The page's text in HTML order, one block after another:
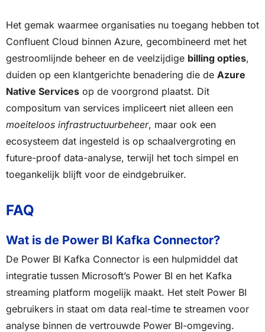
Het gemak waarmee organisaties nu toegang hebben tot
Confluent Cloud binnen Azure, gecombineerd met het
gestroomlijnde beheer en de veelzijdige billing opties,
duiden op een klantgerichte benadering die de Azure
Native Services op de voorgrond plaatst. Dit
compositum van services impliceert niet alleen een
moeiteloos infrastructuurbeheer, maar ook een
ecosysteem dat ingesteld is op schaalvergroting en
future-proof data-analyse, terwijl het toch simpel en
toegankelijk blijft voor de eindgebruiker.
FAQ
Wat is de Power BI Kafka Connector?
De Power BI Kafka Connector is een hulpmiddel dat
integratie tussen Microsoft’s Power BI en het Kafka
streaming platform mogelijk maakt. Het stelt Power BI
gebruikers in staat om data real-time te streamen voor
analyse binnen de vertrouwde Power BI-omgeving.